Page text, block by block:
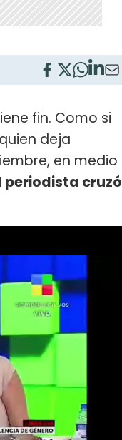
fin. Como si
deja
en medio
periodista cruzó